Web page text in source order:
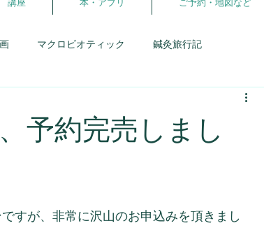
講座 本・アプリ ご予約・地図など
マクロビオティック 鍼灸旅行記
ヨガ・ピラティス ココカラダ よろず相談室
予約完売しまし
すが、非常に沢山のお申込みを頂きまし